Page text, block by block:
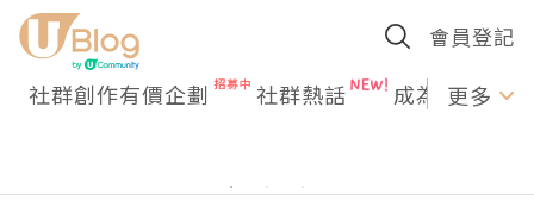
會員登記
社群創作有價企劃 社群熱話 成為U更多